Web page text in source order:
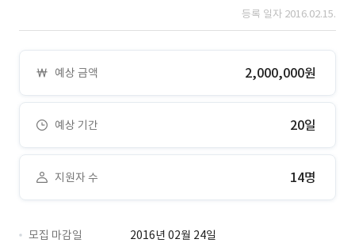
등록 일자 2016.02.15.
예상 금액 2,000,000원
예상 기간 20일
지원자 수 14명
모집 마감일
2016년 02월 24일